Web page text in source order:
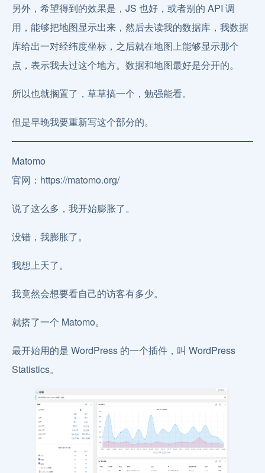
另外，希望得到的效果是，JS 也好，或者别的 API 调
用，能够把地图显示出来，然后去读我的数据库，我数据
库给出一对经纬度坐标，之后就在地图上能够显示那个
点，表示我去过这个地方。数据和地图最好是分开的。
所以也就搁置了，草草搞一个，勉强能看。
但是早晚我要重新写这个部分的。
Matomo
官网：https://matomo.org/
说了这么多，我开始膨胀了。
没错，我膨胀了。
我想上天了。
我竟然会想要看自己的访客有多少。
就搭了一个 Matomo。
最开始用的是 WordPress 的一个插件，叫 WordPress
Statistics。